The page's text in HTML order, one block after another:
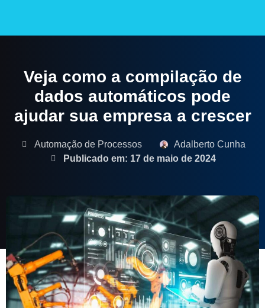
Veja como a compilação de
dados automáticos pode
ajudar sua empresa a crescer
Automação de Processos
Adalberto Cunha
Publicado em: 17 de maio de 2024